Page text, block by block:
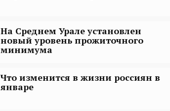
На Среднем Урале установлен
новый уровень прожиточного
минимума
Что изменится в жизни россиян в
январе